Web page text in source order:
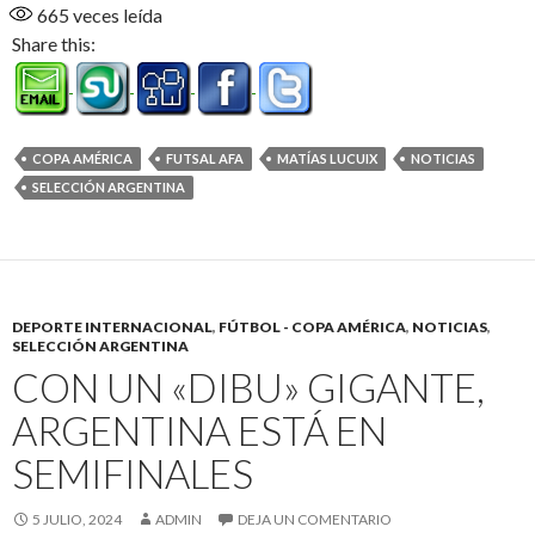
665 veces leída
Share this:
COPA AMÉRICA FUTSAL AFA MATÍAS LUCUIX
NOTICIAS
SELECCIÓN ARGENTINA
DEPORTE INTERNACIONAL, FÚTBOL - COPA AMÉRICA, NOTICIAS,
SELECCIÓN ARGENTINA
CON UN «DIBU» GIGANTE,
ARGENTINA ESTÁ EN
SEMIFINALES
5 JULIO, 2024 ADMIN DEJA UN COMENTARIO